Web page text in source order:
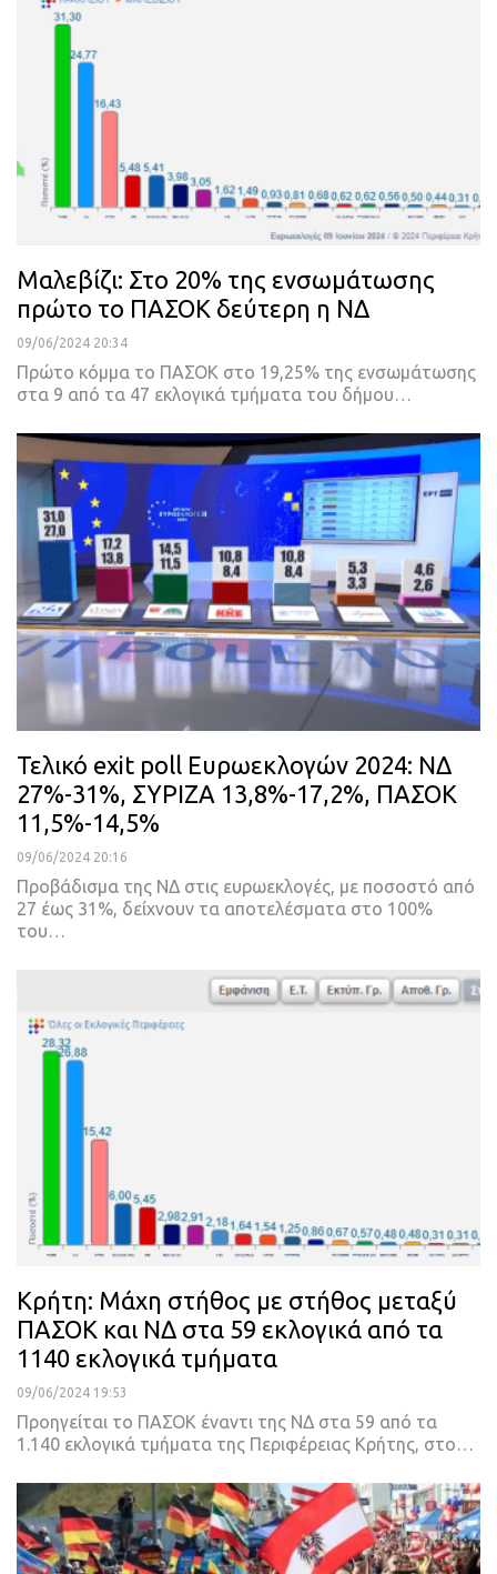
Μαλεβίζι: Στο 20% της ενσωμάτωσης
πρώτο το ΠΑΣΟΚ δεύτερη η ΝΔ
09/06/2024 20:34
Πρώτο κόμμα το ΠΑΣΟΚ στο 19,25% της ενσωμάτωσης
στα 9 από τα 47 εκλογικά τμήματα του δήμου…
Τελικό exit poll Ευρωεκλογών 2024: ΝΔ
27%-31%, ΣΥΡΙΖΑ 13,8%-17,2%, ΠΑΣΟΚ
11,5%-14,5%
09/06/2024 20:16
Προβάδισμα της ΝΔ στις ευρωεκλογές, με ποσοστό από
27 έως 31%, δείχνουν τα αποτελέσματα στο 100%
του…
Κρήτη: Μάχη στήθος με στήθος μεταξύ
ΠΑΣΟΚ και ΝΔ στα 59 εκλογικά από τα
1140 εκλογικά τμήματα
09/06/2024 19:53
Προηγείται το ΠΑΣΟΚ έναντι της ΝΔ στα 59 από τα
1.140 εκλογικά τμήματα της Περιφέρειας Κρήτης, στο…